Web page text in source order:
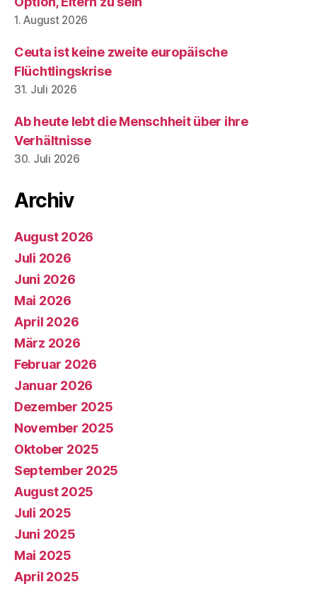
1. August 2026
Ceuta ist keine zweite europäische
Flüchtlingskrise
31. Juli 2026
Ab heute lebt die Menschheit über ihre
Verhältnisse
30. Juli 2026
Archiv
August 2026
Juli 2026
Juni 2026
Mai 2026
April 2026
März 2026
Februar 2026
Januar 2026
Dezember 2025
November 2025
Oktober 2025
September 2025
August 2025
Juli 2025
Juni 2025
Mai 2025
April 2025